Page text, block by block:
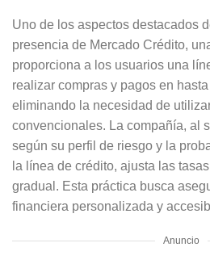
Uno de los aspectos destacados
presencia de Mercado Crédito,
proporciona a los usuarios una
realizar compras y pagos en
eliminando la necesidad de
convencionales. La compañía, al
según su perfil de riesgo y la
la línea de crédito, ajusta las
gradual. Esta práctica busca
financiera personalizada y
Anuncio